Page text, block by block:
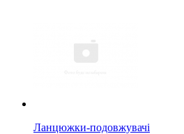
Ланцюжки-подовжувачі